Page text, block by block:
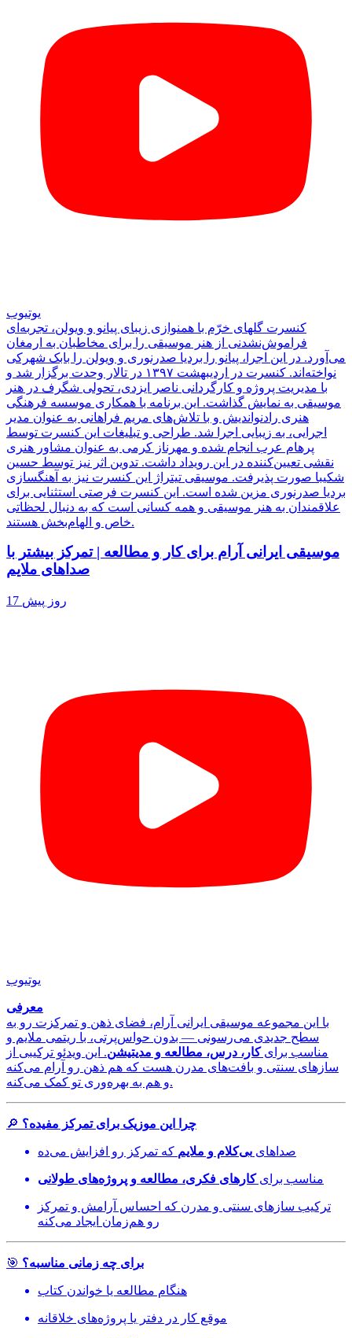
یوتیوب
کنسرت گلهای خرّم با همنوازی زیبای پیانو و ویولن، تجربه‌ای
فراموش‌نشدنی از هنر موسیقی را برای مخاطبان به ارمغان
می‌آورد. در این اجرا، پیانو را بردیا صدرنوری و ویولن را بابک شهرکی
نواخته‌اند. کنسرت در اردیبهشت ۱۳۹۷ در تالار وحدت برگزار شد و
با مدیریت پروژه و کارگردانی ناصر ایزدی، تحولی شگرف در هنر
موسیقی به نمایش گذاشت. این برنامه با همکاری موسسه فرهنگی
هنری رادنواندیش و با تلاش‌های مریم فراهانی به عنوان مدیر
اجرایی، به زیبایی اجرا شد. طراحی و تبلیغات این کنسرت توسط
پرهام عرب انجام شده و مهرناز کرمی به عنوان مشاور هنری
نقشی تعیین‌کننده در این رویداد داشت. تدوین اثر نیز توسط حسین
شکیبا صورت پذیرفت. موسیقی تیتراژ این کنسرت نیز به آهنگسازی
بردیا صدرنوری مزین شده است. این کنسرت فرصتی استثنایی برای
علاقمندان به هنر موسیقی و همه کسانی است که به دنبال لحظاتی
خاص و الهام‌بخش هستند.
موسیقی ایرانی آرام برای کار و مطالعه | تمرکز بیشتر با
صداهای ملایم
17 روز پیش
یوتیوب
معرفی
با این مجموعه موسیقی ایرانی آرام، فضای ذهن و تمرکزت رو به
سطح جدیدی می‌رسونی — بدون حواس‌پرتی، با ریتمی ملایم و
مناسب برایکار، درس، مطالعه و مدیتیشن. این ویدئو ترکیبی از
سازهای سنتی و بافت‌های مدرن هست که هم ذهن رو آرام می‌کنه
و هم به بهره‌وری تو کمک می‌کنه.
🔎 چرا این موزیک برای تمرکز مفیده؟
صداهای بی‌کلام و ملایم که تمرکز رو افزایش می‌ده
مناسب برایکارهای فکری، مطالعه و پروژه‌های طولانی
ترکیب سازهای سنتی و مدرن که احساس آرامش و تمرکز
رو هم‌زمان ایجاد می‌کنه
🎯 برای چه زمانی مناسبه؟
هنگام مطالعه یا خواندن کتاب
موقع کار در دفتر یا پروژه‌های خلاقانه